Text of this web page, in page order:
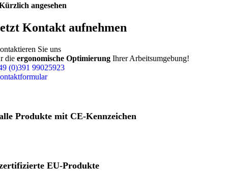
angesehen
Kontakt aufnehmen
Sie uns
die ergonomische Optimierung Ihrer Arbeitsumgebung!
(0)391 99025923
Produkte mit CE-Kennzeichen
EU-Produkte